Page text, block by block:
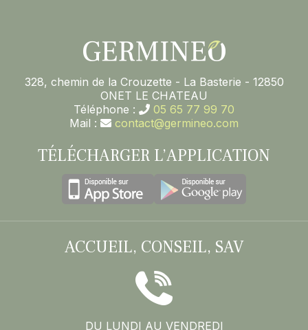
328, chemin de la Crouzette - La Basterie - 12850
ONET LE CHATEAU
Téléphone :
05 65 77 99 70
Mail :
contact@germineo.com
TÉLÉCHARGER L’APPLICATION
ACCUEIL, CONSEIL, SAV
DU LUNDI AU VENDREDI